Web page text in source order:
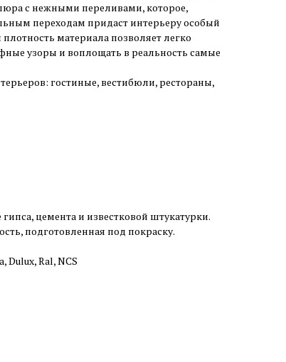
с нежными переливами, которое,
переходам придаст интерьеру особый
материала позволяет легко
узоры и воплощать в реальность самые
гостиные, вестибюли, рестораны,
цемента и известковой штукатурки.
подготовленная под покраску.
Ral, NCS